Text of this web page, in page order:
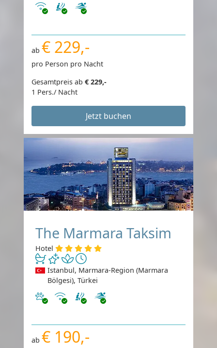
Internet
ab € 229,-
pro Person pro Nacht
Gesamtpreis ab € 229,-
1 Pers./ Nacht
Jetzt buchen
The Marmara Taksim
Hotel
Istanbul, Marmara-Region (Marmara
Bölgesi), Türkei
Haustiere erlaubt
Internet
ab € 190,-